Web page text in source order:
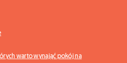
warto wynająć pokój na